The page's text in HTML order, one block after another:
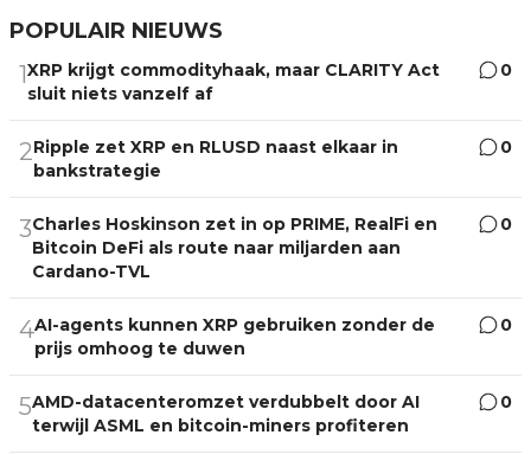
POPULAIR NIEUWS
1XRP krijgt commodityhaak, maar CLARITY Act
sluit niets vanzelf af
0
2Ripple zet XRP en RLUSD naast elkaar in
bankstrategie
0
3Charles Hoskinson zet in op PRIME, RealFi en
Bitcoin DeFi als route naar miljarden aan
Cardano-TVL
0
4AI-agents kunnen XRP gebruiken zonder de
prijs omhoog te duwen
0
5AMD-datacenteromzet verdubbelt door AI
terwijl ASML en bitcoin-miners profiteren
0